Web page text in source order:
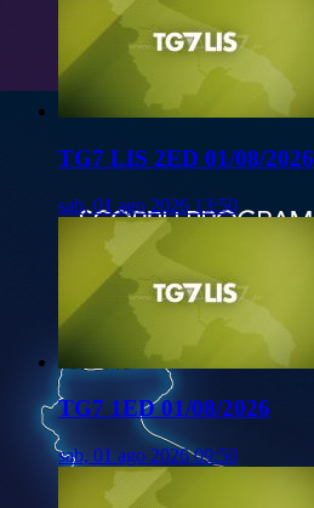
TG7 LIS 2ED 01/08/2026
sab, 01 ago 2026 13:50
TG7 1ED 01/08/2026
sab, 01 ago 2026 09:50